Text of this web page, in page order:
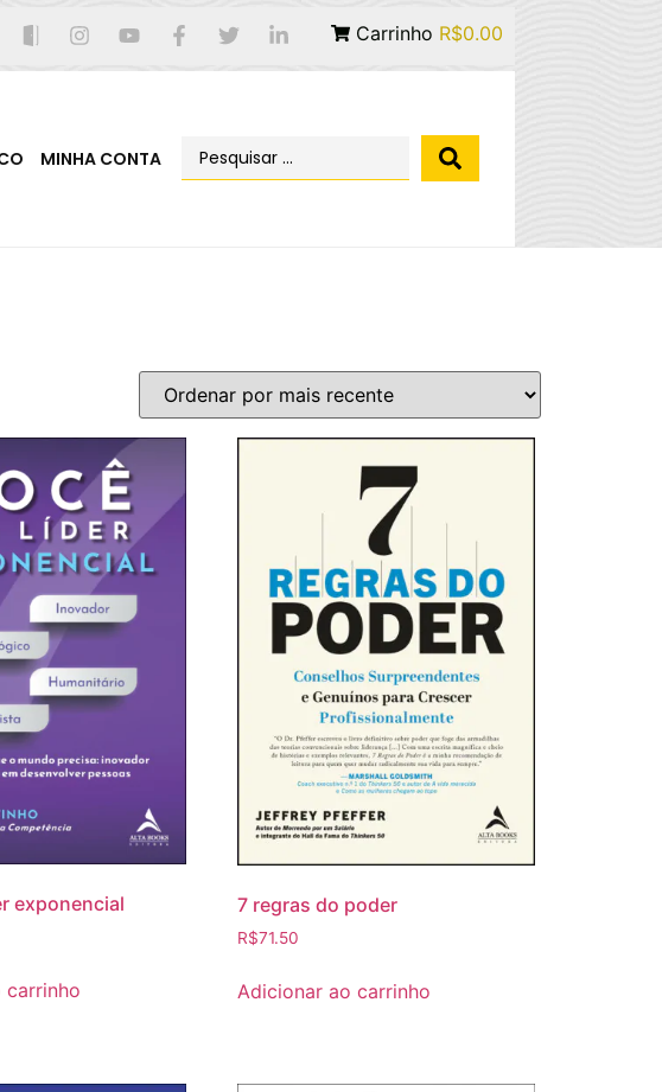
Carrinho R$0.00
MINHA CONTA
exponencial
carrinho
7 regras do poder
R$71.50
Adicionar ao carrinho